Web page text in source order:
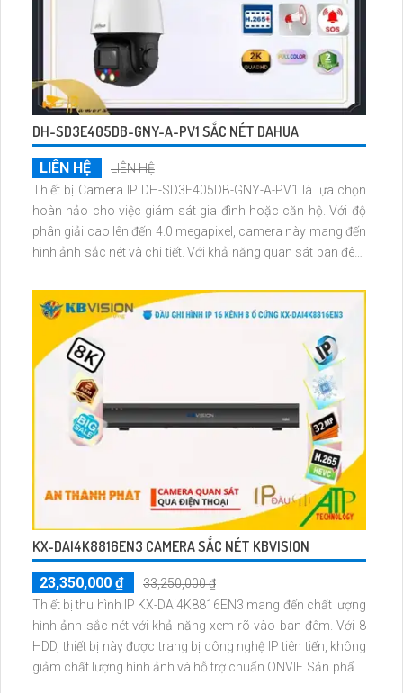
DH-SD3E405DB-GNY-A-PV1 SẮC NÉT DAHUA
LIÊN HỆ
LIÊN HỆ
Thiết bị Camera IP DH-SD3E405DB-GNY-A-PV1 là lựa chọn
hoàn hảo cho việc giám sát gia đình hoặc căn hộ. Với độ
phân giải cao lên đến 4.0 megapixel, camera này mang đến
hình ảnh sắc nét và chi tiết. Với khả năng quan sát ban đêm
bạn hoàn toàn yên tâm về an ninh
KX-DAI4K8816EN3 CAMERA SẮC NÉT KBVISION
23,350,000 ₫
33,250,000 ₫
Thiết bị thu hình IP KX-DAi4K8816EN3 mang đến chất lượng
hình ảnh sắc nét với khả năng xem rõ vào ban đêm. Với 8
HDD, thiết bị này được trang bị công nghệ IP tiên tiến, không
giảm chất lượng hình ảnh và hỗ trợ chuẩn ONVIF. Sản phẩm